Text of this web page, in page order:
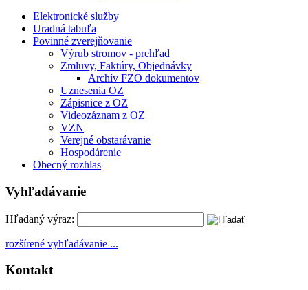
Elektronické služby
Uradná tabuľa
Povinné zverejňovanie
Výrub stromov - prehľad
Zmluvy, Faktúry, Objednávky
Archív FZO dokumentov
Uznesenia OZ
Zápisnice z OZ
Videozáznam z OZ
VZN
Verejné obstarávanie
Hospodárenie
Obecný rozhlas
Vyhľadávanie
Hľadaný výraz:
rozšírené vyhľadávanie ...
Kontakt